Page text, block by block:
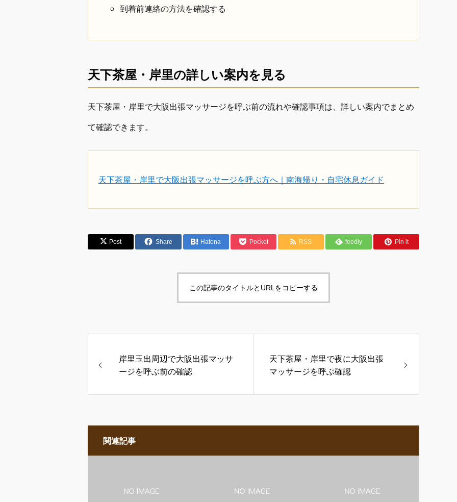
到着前連絡の方法を確認する
天下茶屋・岸里の詳しい案内を見る
天下茶屋・岸里で大阪出張マッサージを呼ぶ前の流れや確認事項は、詳しい案内でまとめ
て確認できます。
天下茶屋・岸里で大阪出張マッサージを呼ぶ方へ｜南海帰り・自宅休息ガイド
Post Share Hatena Pocket RSS feedly Pin it
この記事のタイトルとURLをコピーする
岸里玉出周辺で大阪出張マッサ
ージを呼ぶ前の確認
天下茶屋・岸里で夜に大阪出張
マッサージを呼ぶ確認
関連記事